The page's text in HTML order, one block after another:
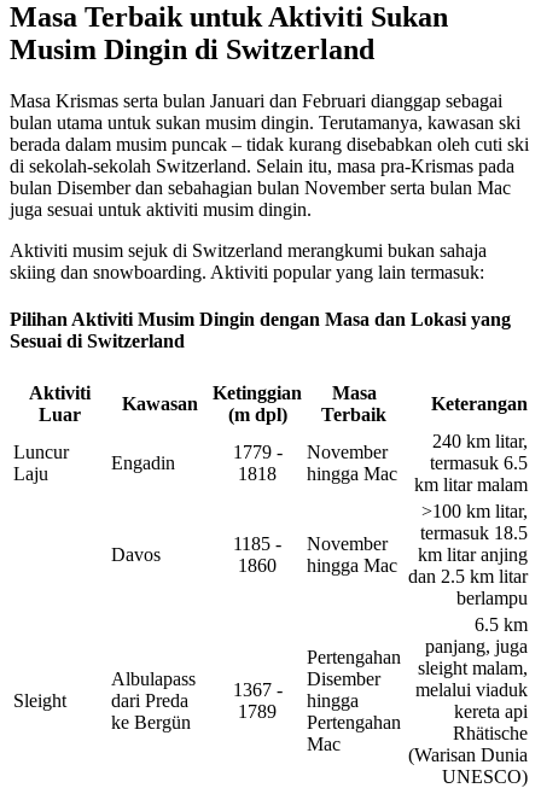
Masa Terbaik untuk Aktiviti Sukan
Musim Dingin di Switzerland
Masa Krismas serta bulan Januari dan Februari dianggap sebagai
bulan utama untuk sukan musim dingin. Terutamanya, kawasan ski
berada dalam musim puncak – tidak kurang disebabkan oleh cuti ski
di sekolah-sekolah Switzerland. Selain itu, masa pra-Krismas pada
bulan Disember dan sebahagian bulan November serta bulan Mac
juga sesuai untuk aktiviti musim dingin.
Aktiviti musim sejuk di Switzerland merangkumi bukan sahaja
skiing dan snowboarding. Aktiviti popular yang lain termasuk:
Pilihan Aktiviti Musim Dingin dengan Masa dan Lokasi yang
Sesuai di Switzerland
Aktiviti
Luar
Kawasan
Ketinggian
(m dpl)
Masa
Terbaik
Keterangan
Luncur
Laju
Engadin
1779 -
1818
November
hingga Mac
240 km litar,
termasuk 6.5
km litar malam
Davos
1185 -
1860
November
hingga Mac
>100 km litar,
termasuk 18.5
km litar anjing
dan 2.5 km litar
berlampu
Sleight
Albulapass
dari Preda
ke Bergün
1367 -
1789
Pertengahan
Disember
hingga
Pertengahan
Mac
6.5 km
panjang, juga
sleight malam,
melalui viaduk
kereta api
Rhätische
(Warisan Dunia
UNESCO)